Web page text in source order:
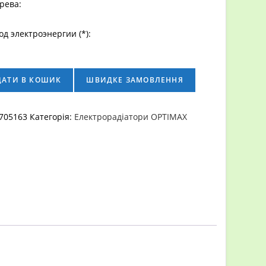
электроэнергии (*):
В КОШИК ШВИДКЕ ЗАМОВЛЕННЯ
Категорія: Електрорадіатори OPTIMAX